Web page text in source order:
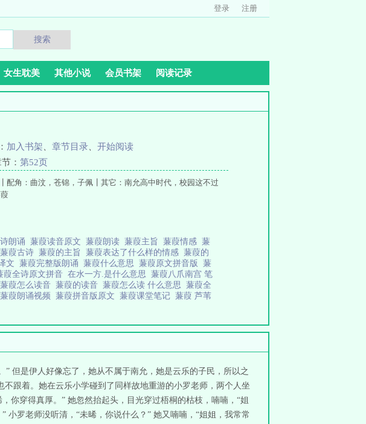
登录 注册
搜索
女生耽美 其他小说 会员书架 阅读记录
加入书架 章节目录
开始阅读
： 第52页
配角：曲汶，苍锦，子佩┃其它：南允高中时代，校园这不过
朗诵 蒹葭读音原文 蒹葭朗读 蒹葭主旨 蒹葭情感 蒹
蒹葭古诗 蒹葭的主旨 蒹葭表达了什么样的情感 蒹葭的
文 蒹葭完整版朗诵 蒹葭什么意思 蒹葭原文拼音版 蒹
葭全诗原文拼音 在水一方.是什么意思 蒹葭八爪南宫 笔
蒹葭怎么读音 蒹葭的读音 蒹葭怎么读 什么意思 蒹葭全
蒹葭朗诵视频 蒹葭拼音版原文 蒹葭课堂笔记 蒹葭 芦苇
但是伊人好像忘了，她从不属于南允，她是云乐的子民，所以之
跟着。她在云乐小学碰到了同样故地重游的小罗老师，两个人坐
你穿得真厚。” 她忽然抬起头，目光穿过梧桐的枯枝，喃喃，“姐
罗老师没听清，“未晞，你说什么？” 她又喃喃，“姐姐，我常常